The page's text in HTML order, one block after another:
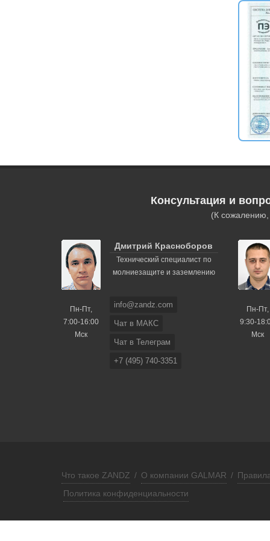
Консультация и
(К
Пн-Пт,
7:00-16:00
Мск
Дмитрий Красноборов
Технический специалист по
молниезащите и заземлению
info@zandz.com
Чат в МАКС
Чат в Телеграм
+7 (495) 740-3351
Пн-Пт,
9:30-
Мск
Что такое ZANDZ / О компании GALMAR /
Политика конфиденциальности